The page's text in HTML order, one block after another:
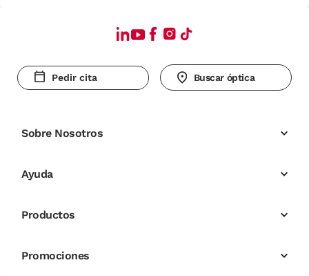
Pedir cita Buscar óptica
Sobre Nosotros
Ayuda
Productos
Promociones